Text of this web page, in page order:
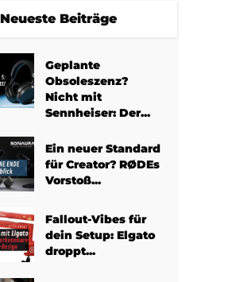
Neueste Beiträge
Geplante
Obsoleszenz?
Nicht mit
Sennheiser: Der...
Ein neuer Standard
für Creator? RØDEs
Vorstoß...
Fallout-Vibes für
dein Setup: Elgato
droppt...